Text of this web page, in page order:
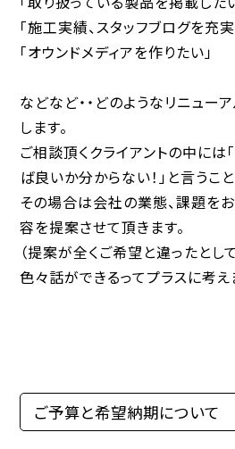
「施工実績、スタッフブログを充
「オウンドメディアを作りたい」
などなど・・どのようなリニュー
します。
ご相談頂くクライアントの中には
ば良いか分からない！」と言うこ
その場合は会社の業態、課題を
容を提案させて頂きます。
（提案が全くご希望と違ったとし
色々話ができるってプラスに考えま
ご予算と希望納期について